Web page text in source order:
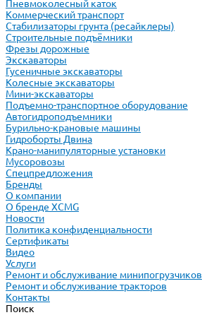
Пневмоколесный каток
Коммерческий транспорт
Стабилизаторы грунта (ресайклеры)
Строительные подъёмники
Фрезы дорожные
Экскаваторы
Гусеничные экскаваторы
Колесные экскаваторы
Мини-экскаваторы
Подъемно-транспортное оборудование
Автогидроподъемники
Бурильно-крановые машины
Гидроборты Двина
Крано-манипуляторные установки
Мусоровозы
Спецпредложения
Бренды
О компании
О бренде XCMG
Новости
Политика конфиденциальности
Сертификаты
Видео
Услуги
Ремонт и обслуживание минипогрузчиков
Ремонт и обслуживание тракторов
Контакты
Поиск